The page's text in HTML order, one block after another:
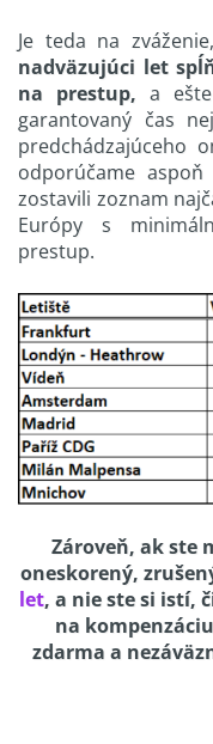
Je teda na
nadväzujúci let
na prestup, a
garantovaný čas
predchádzajúceho
odporúčame
zostavili zoznam
Európy s
prestup.
Zároveň, ak ste
oneskorený,
let, a nie ste si istí,
na
zdarma a